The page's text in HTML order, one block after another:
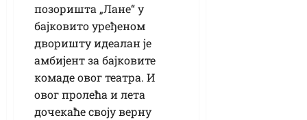
позоришта „Лане“ у
бајковито уређеном
дворишту идеалан је
амбијент за бајковите
комаде овог театра. И
овог пролећа и лета
дочекаће своју верну